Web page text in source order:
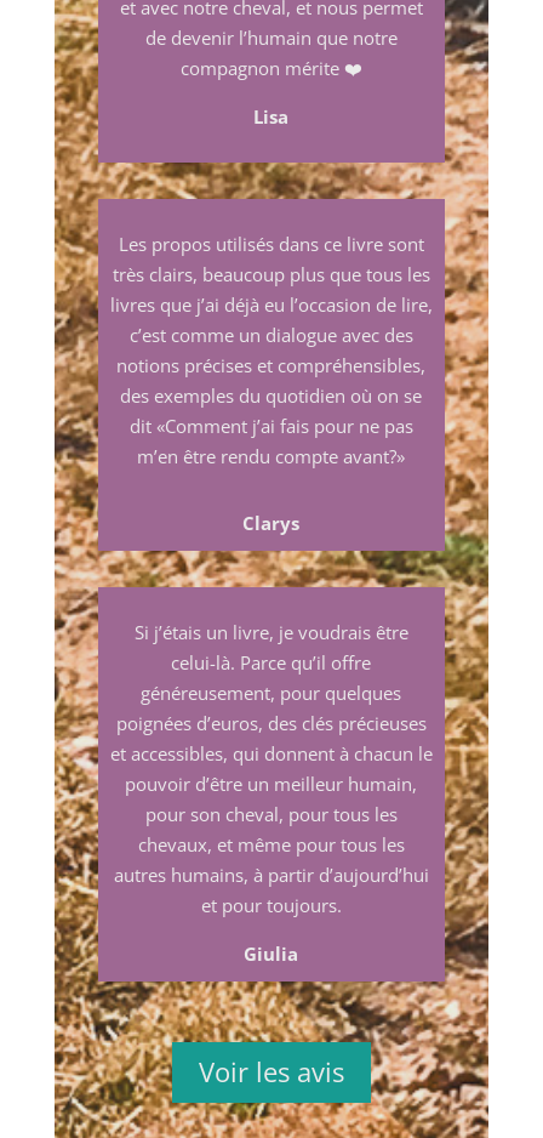
et avec notre cheval, et nous permet
de devenir l’humain que notre
compagnon mérite ❤️
Lisa
Les propos utilisés dans ce livre sont
très clairs, beaucoup plus que tous les
livres que j’ai déjà eu l’occasion de lire,
c’est comme un dialogue avec des
notions précises et compréhensibles,
des exemples du quotidien où on se
dit «Comment j’ai fais pour ne pas
m’en être rendu compte avant?»
Clarys
Si j’étais un livre, je voudrais être
celui-là. Parce qu’il offre
généreusement, pour quelques
poignées d’euros, des clés précieuses
et accessibles, qui donnent à chacun le
pouvoir d’être un meilleur humain,
pour son cheval, pour tous les
chevaux, et même pour tous les
autres humains, à partir d’aujourd’hui
et pour toujours.
Giulia
Voir les avis